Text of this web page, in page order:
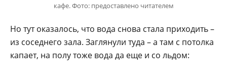
кафе. Фото: предоставлено читателем
Но тут оказалось, что вода снова стала приходить –
из соседнего зала. Заглянули туда – а там с потолка
капает, на полу тоже вода да еще и со льдом: